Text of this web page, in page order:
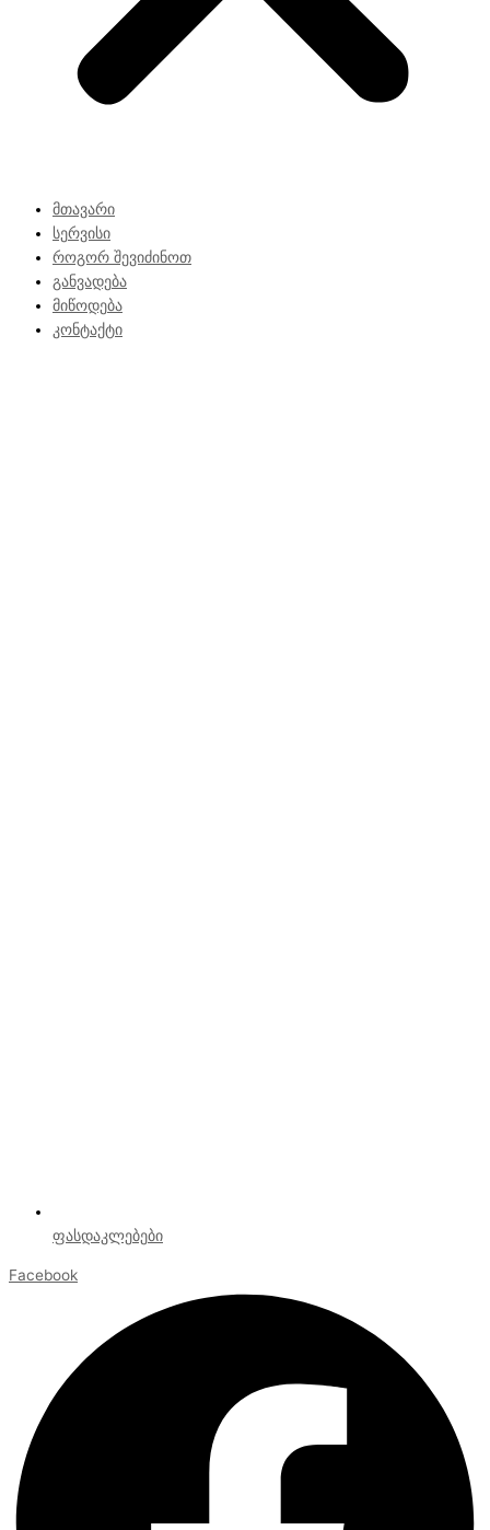
მთავარი
სერვისი
როგორ შევიძინოთ
განვადება
მიწოდება
კონტაქტი
ფასდაკლებები
Facebook